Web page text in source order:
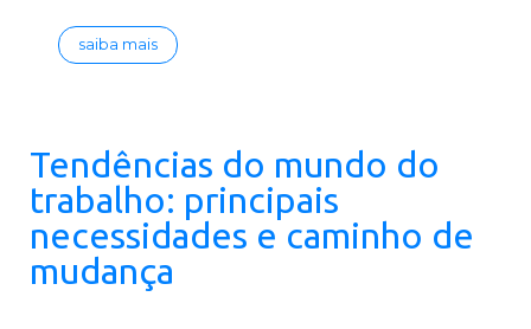
saiba mais
Tendências do mundo do
trabalho: principais
necessidades e caminho de
mudança